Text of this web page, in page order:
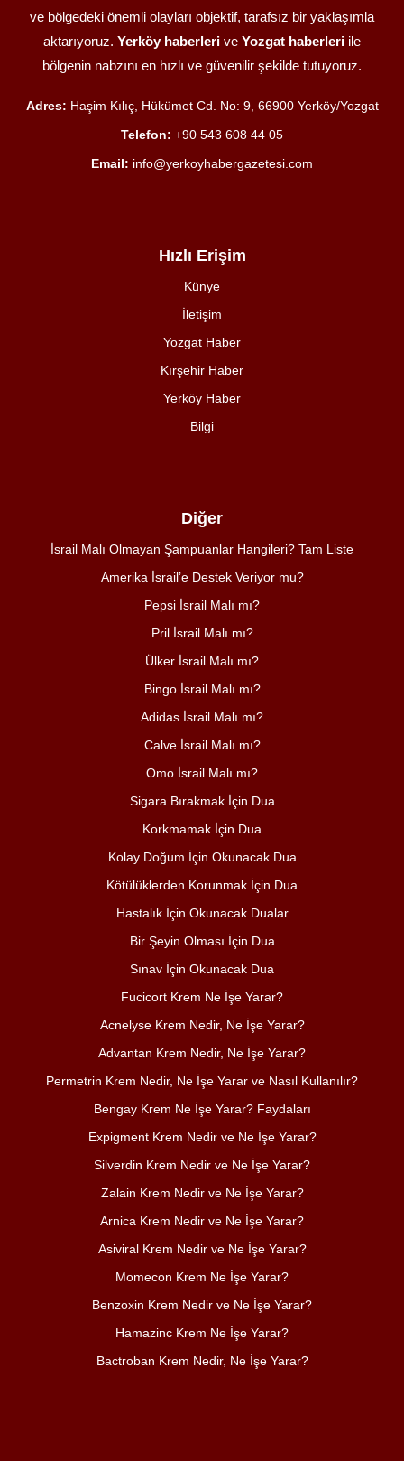
ve bölgedeki önemli olayları objektif, tarafsız bir yaklaşımla
aktarıyoruz. Yerköy haberleri ve Yozgat haberleri ile
bölgenin nabzını en hızlı ve güvenilir şekilde tutuyoruz.
Adres: Haşim Kılıç, Hükümet Cd. No: 9, 66900 Yerköy/Yozgat
Telefon: +90 543 608 44 05
Email: info@yerkoyhabergazetesi.com
Hızlı Erişim
Künye
İletişim
Yozgat Haber
Kırşehir Haber
Yerköy Haber
Bilgi
Diğer
İsrail Malı Olmayan Şampuanlar Hangileri? Tam Liste
Amerika İsrail’e Destek Veriyor mu?
Pepsi İsrail Malı mı?
Pril İsrail Malı mı?
Ülker İsrail Malı mı?
Bingo İsrail Malı mı?
Adidas İsrail Malı mı?
Calve İsrail Malı mı?
Omo İsrail Malı mı?
Sigara Bırakmak İçin Dua
Korkmamak İçin Dua
Kolay Doğum İçin Okunacak Dua
Kötülüklerden Korunmak İçin Dua
Hastalık İçin Okunacak Dualar
Bir Şeyin Olması İçin Dua
Sınav İçin Okunacak Dua
Fucicort Krem Ne İşe Yarar?
Acnelyse Krem Nedir, Ne İşe Yarar?
Advantan Krem Nedir, Ne İşe Yarar?
Permetrin Krem Nedir, Ne İşe Yarar ve Nasıl Kullanılır?
Bengay Krem Ne İşe Yarar? Faydaları
Expigment Krem Nedir ve Ne İşe Yarar?
Silverdin Krem Nedir ve Ne İşe Yarar?
Zalain Krem Nedir ve Ne İşe Yarar?
Arnica Krem Nedir ve Ne İşe Yarar?
Asiviral Krem Nedir ve Ne İşe Yarar?
Momecon Krem Ne İşe Yarar?
Benzoxin Krem Nedir ve Ne İşe Yarar?
Hamazinc Krem Ne İşe Yarar?
Bactroban Krem Nedir, Ne İşe Yarar?